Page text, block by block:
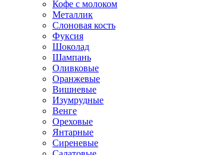
Кофе с молоком
Металлик
Слоновая кость
Фуксия
Шоколад
Шампань
Оливковые
Оранжевые
Вишневые
Изумрудные
Венге
Ореховые
Янтарные
Сиреневые